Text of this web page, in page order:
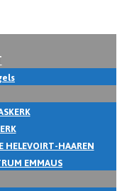
HELEVOIRT-HAAREN
EMMAUS